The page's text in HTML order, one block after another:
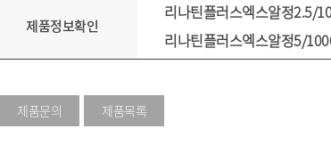
제품정보확인
리나틴플러스엑스알정2.5/
리나틴플러스엑스알정5/
제품문의 제품목록